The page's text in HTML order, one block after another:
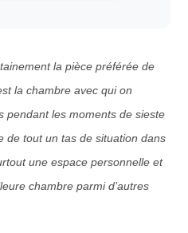
la pièce préférée de
la chambre avec qui on
pendant les moments de sieste
de tout un tas de situation dans
une espace personnelle et
chambre parmi d’autres